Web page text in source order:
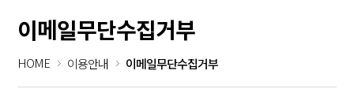
이메일무단수집거부
HOME 이용안내 이메일무단수집거부